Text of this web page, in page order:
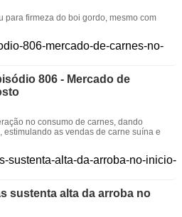
para firmeza do boi gordo, mesmo com
806 - Mercado de
no consumo de carnes, dando
as vendas de carne suína e
sustenta alta da arroba no